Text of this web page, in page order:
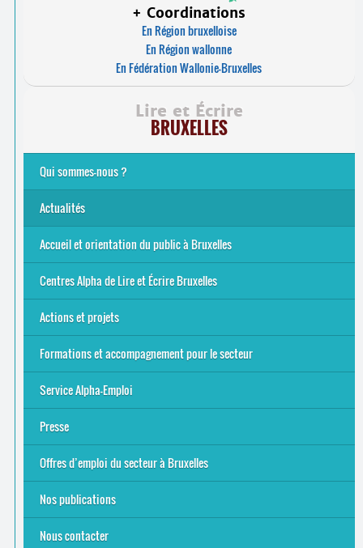
+ Coordinations
En Région bruxelloise
En Région wallonne
En Fédération Wallonie-Bruxelles
Lire et Écrire
BRUXELLES
Qui sommes-nous ?
Analphabétisme et illettrisme
L’alphabétisation populaire
Le mouvement Lire et Écrire
Nos missions
... Tous les articles
Actualités
Offres d’emploi du secteur à Bruxelles
La rentrée 2026-27
Pour être belge à la plage…
A vos agendas ! Alpha bruxellois, mobilise-toi !
Inauguration du Centre Alpha Forest de Lire et Écrire
Bruxelles
... Tous les articles
Accueil et orientation du public à Bruxelles
8 Points Accueil
Publics concernés ?
Que proposons-nous ?
Qui sommes-nous ?
Centres Alpha de Lire et Écrire Bruxelles
Actions et projets
Alpha-Jeux
Arts & Alpha
Jeudis du Cinéma
Le projet Alpha-TIC
Notre projet FSE
Tac-TIC Emploi
Formations et accompagnement pour le secteur
S’initier
Se former
Se rencontrer
Être accompagné·e
Service Alpha-Emploi
Équipe et contacts
Accompagnement individuel
Accompagnement collectif
Folder Service Alpha-Emploi
Presse
2021
2024
2025
Offres d’emploi du secteur à Bruxelles
Emplois rémunérés
Bénévolat
Candidature spontanée à Lire et Écrire Bruxelles
Nos publications
Nous contacter